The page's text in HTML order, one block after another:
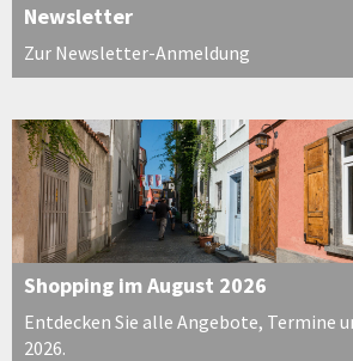
Newsletter
Zur Newsletter-Anmeldung
Shopping im August 2026
Entdecken Sie alle Angebote, Termine
2026.